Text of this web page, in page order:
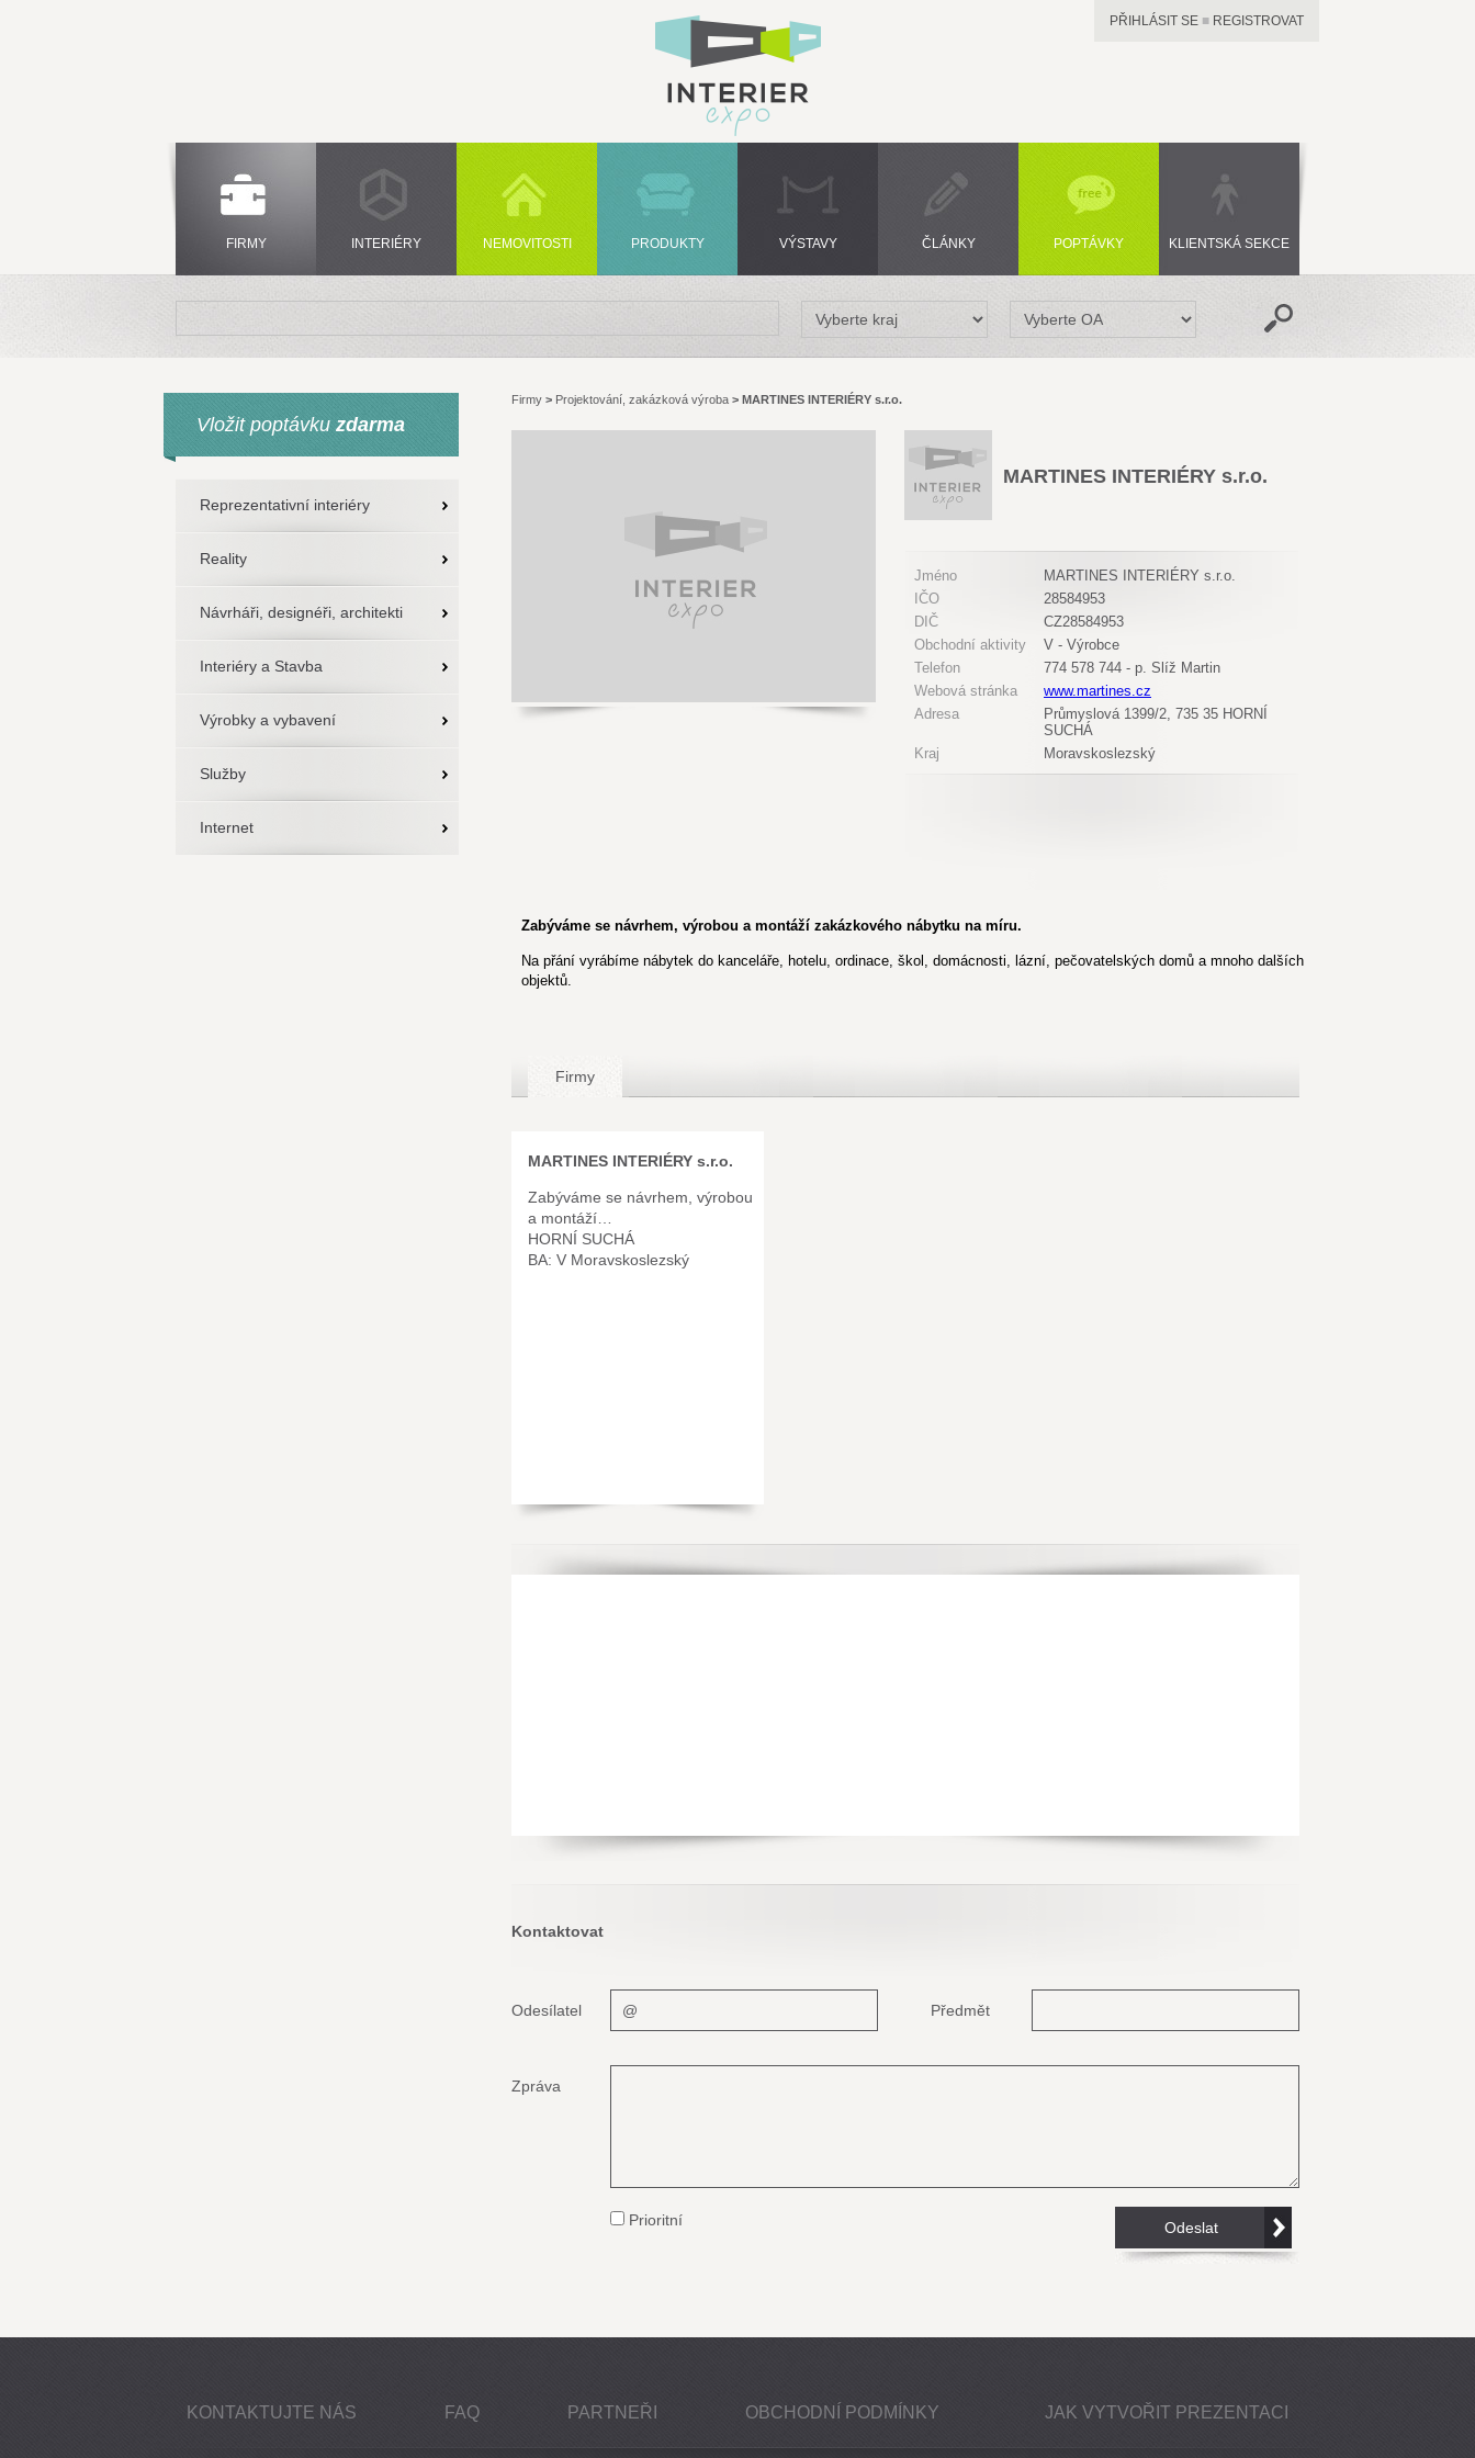
PŘIHLÁSIT SE ■ REGISTROVAT
FIRMY INTERIÉRY NEMOVITOSTI PRODUKTY VÝSTAVY ČLÁNKY POPTÁVKY KLIENTSKÁ SEKCE
Vložit poptávku zdarma
Reprezentativní interiéry
Reality
Návrháři, designéři, architekti
Interiéry a Stavba
Výrobky a vybavení
Služby
Internet
Firmy > Projektování, zakázková výroba > MARTINES INTERIÉRY s.r.o.
MARTINES INTERIÉRY s.r.o.
Jméno
MARTINES INTERIÉRY s.r.o.
IČO
28584953
DIČ
CZ28584953
Obchodní aktivity
V - Výrobce
Telefon
774 578 744 - p. Slíž Martin
Webová stránka
www.martines.cz
Adresa
Průmyslová 1399/2, 735 35 HORNÍ
SUCHÁ
Kraj
Moravskoslezský
Zabýváme se návrhem, výrobou a montáží zakázkového nábytku na míru.
Na přání vyrábíme nábytek do kanceláře, hotelu, ordinace, škol, domácnosti, lázní, pečovatelských domů a mnoho dalších
objektů.
Firmy
MARTINES INTERIÉRY s.r.o.
Zabýváme se návrhem, výrobou
a montáží…
HORNÍ SUCHÁ
BA: V Moravskoslezský
Kontaktovat
Odesílatel Předmět
Zpráva
Prioritní
KONTAKTUJTE NÁS FAQ PARTNEŘI OBCHODNÍ PODMÍNKY JAK VYTVOŘIT PREZENTACI